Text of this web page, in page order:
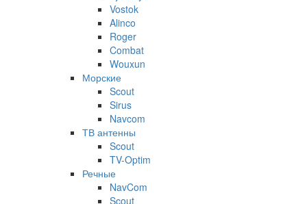
Vostok
Alinco
Roger
Combat
Wouxun
Морские
Scout
Sirus
Navcom
ТВ антенны
Scout
TV-Optim
Речные
NavCom
Scout